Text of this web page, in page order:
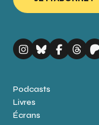
Podcasts
Livres
Écrans